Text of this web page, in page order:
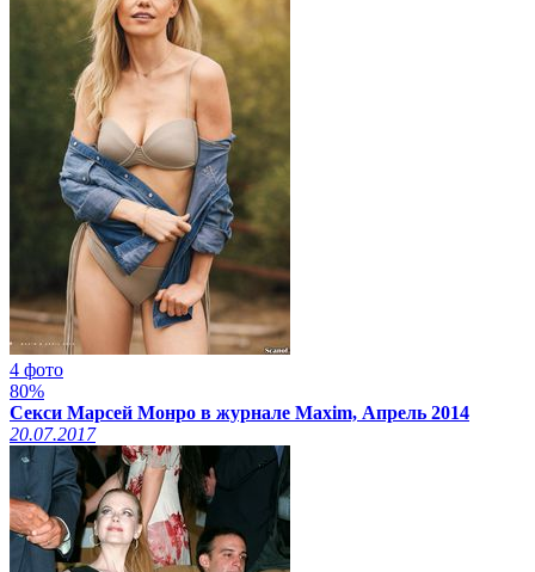
4 фото
80%
Секси Марсей Монро в журнале Maxim, Апрель 2014
20.07.2017